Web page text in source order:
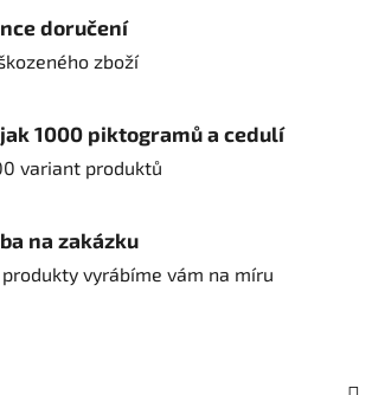
doručení
zboží
1000 piktogramů a cedulí
variant produktů
na zakázku
produkty vyrábíme vám na míru